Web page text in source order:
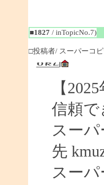
■1827 / inTopicNo.7)
□投稿者/ スーパーコ
【
信頼で
スー
先
スー